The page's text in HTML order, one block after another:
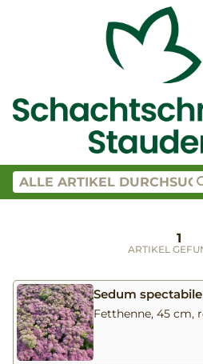
1
ARTIKEL
Sedum
Fetthenne, 45 cm,